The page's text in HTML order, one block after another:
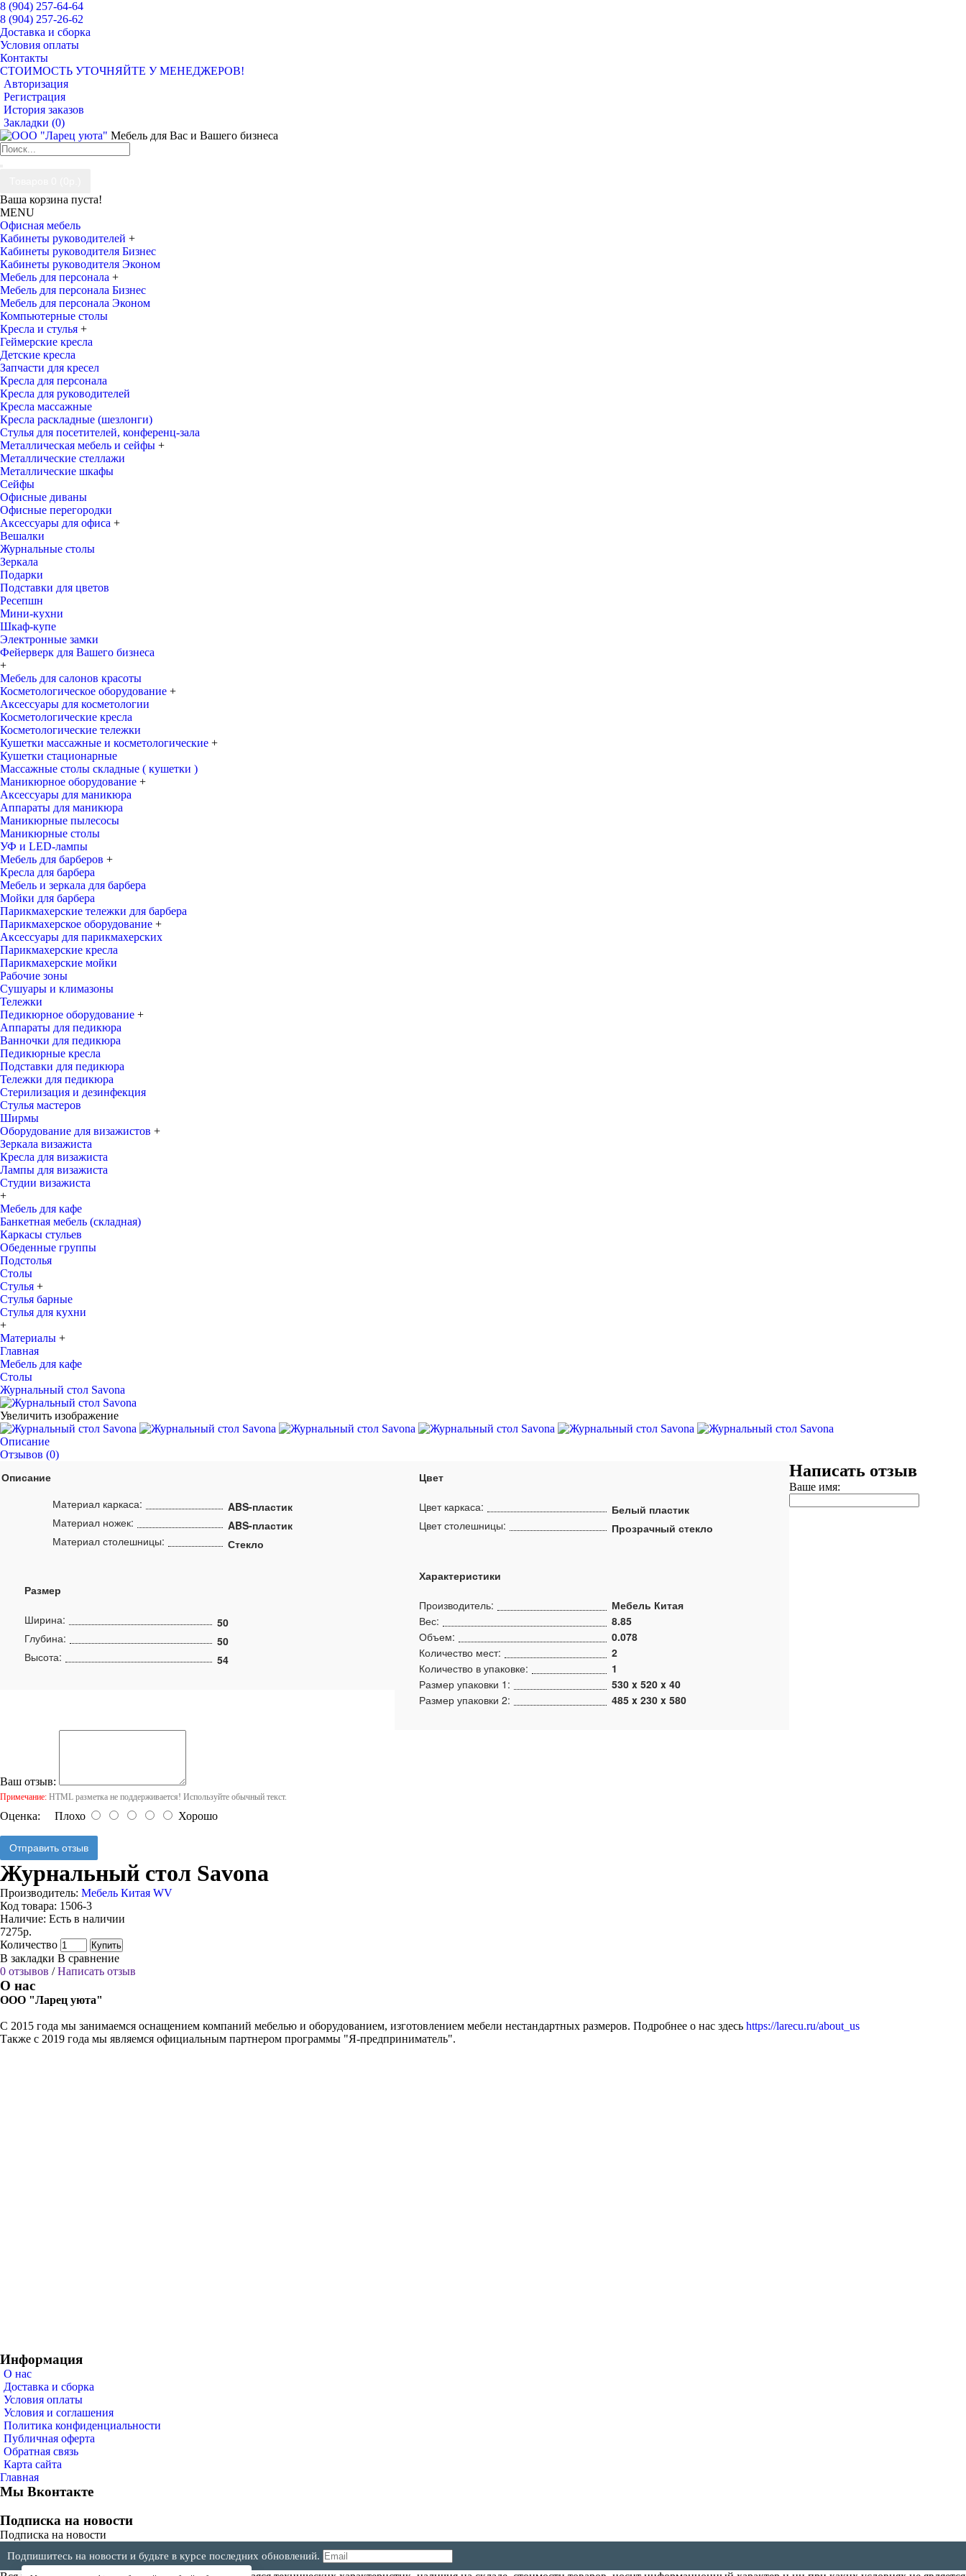
8 (904) 257-64-64
8 (904) 257-26-62
Доставка и сборка
Условия оплаты
Контакты
СТОИМОСТЬ УТОЧНЯЙТЕ У МЕНЕДЖЕРОВ!
Авторизация
Регистрация
История заказов
Закладки (0)
Мебель для Вас и Вашего бизнеса
Ваша корзина пуста!
MENU
Офисная мебель
Кабинеты руководителей +
Кабинеты руководителя Бизнес
Кабинеты руководителя Эконом
Мебель для персонала +
Мебель для персонала Бизнес
Мебель для персонала Эконом
Компьютерные столы
Кресла и стулья +
Геймерские кресла
Детские кресла
Запчасти для кресел
Кресла для персонала
Кресла для руководителей
Кресла массажные
Кресла раскладные (шезлонги)
Стулья для посетителей, конференц-зала
Металлическая мебель и сейфы +
Металлические стеллажи
Металлические шкафы
Сейфы
Офисные диваны
Офисные перегородки
Аксессуары для офиса +
Вешалки
Журнальные столы
Зеркала
Подарки
Подставки для цветов
Ресепшн
Мини-кухни
Шкаф-купе
Электронные замки
Фейерверк для Вашего бизнеса
+
Мебель для салонов красоты
Косметологическое оборудование +
Аксессуары для косметологии
Косметологические кресла
Косметологические тележки
Кушетки массажные и косметологические +
Кушетки стационарные
Массажные столы складные ( кушетки )
Маникюрное оборудование +
Аксессуары для маникюра
Аппараты для маникюра
Маникюрные пылесосы
Маникюрные столы
УФ и LED-лампы
Мебель для барберов +
Кресла для барбера
Мебель и зеркала для барбера
Мойки для барбера
Парикмахерские тележки для барбера
Парикмахерское оборудование +
Аксессуары для парикмахерских
Парикмахерские кресла
Парикмахерские мойки
Рабочие зоны
Сушуары и климазоны
Тележки
Педикюрное оборудование +
Аппараты для педикюра
Ванночки для педикюра
Педикюрные кресла
Подставки для педикюра
Тележки для педикюра
Стерилизация и дезинфекция
Стулья мастеров
Ширмы
Оборудование для визажистов +
Зеркала визажиста
Кресла для визажиста
Лампы для визажиста
Студии визажиста
+
Мебель для кафе
Банкетная мебель (складная)
Каркасы стульев
Обеденные группы
Подстолья
Столы
Стулья +
Стулья барные
Стулья для кухни
+
Материалы +
Главная
Мебель для кафе
Столы
Журнальный стол Savona
Увеличить изображение
Описание
Отзывов (0)
Описание
Материал каркаса:
ABS-пластик
Материал ножек:
ABS-пластик
Материал столешницы:
Стекло
Размер
Ширина:
50
Глубина:
50
Высота:
54
Цвет
Цвет каркаса:
Белый пластик
Цвет столешницы:
Прозрачный стекло
Характеристики
Производитель:
Мебель Китая
Вес:
8.85
Объем:
0.078
Количество мест:
2
Количество в упаковке:
1
Размер упаковки 1:
530 x 520 x 40
Размер упаковки 2:
485 x 230 x 580
Написать отзыв
Ваше имя:
Ваш отзыв:
Примечание: HTML разметка не поддерживается! Используйте обычный текст.
Оценка: Плохо Хорошо
Отправить отзыв
Журнальный стол Savona
Производитель: Мебель Китая WV
Код товара: 1506-3
Наличие: Есть в наличии
7275р.
Количество
Купить
В закладки В сравнение
0 отзывов /Написать отзыв
О нас
ООО "Ларец уюта"
С 2015 года мы занимаемся оснащением компаний мебелью и оборудованием, изготовлением мебели нестандартных размеров. Подробнее о нас здесь https://larecu.ru/about_us
Также с 2019 года мы являемся официальным партнером программы "Я-предприниматель".
Информация
О нас
Доставка и сборка
Условия оплаты
Условия и соглашения
Политика конфиденциальности
Публичная оферта
Обратная связь
Карта сайта
Главная
Мы Вконтакте
Подписка на новости
Подписка на новости
Подпишитесь на новости и будьте в курсе последних обновлений.